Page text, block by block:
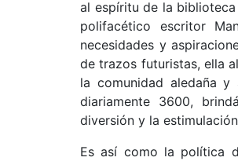
al espíritu de la
polifacético escritor
necesidades y
de trazos futuristas, ella
la comunidad aledaña
diariamente 3600,
diversión y la
Es así como la política